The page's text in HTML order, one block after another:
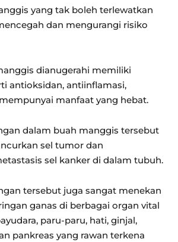
yang tak boleh terlewatkan
dan mengurangi risiko
dianugerahi memiliki
antioksidan, antiinflamasi,
manfaat yang hebat.
dalam buah manggis tersebut
sel tumor dan
sel kanker di dalam tubuh.
tersebut juga sangat menekan
ganas di berbagai organ vital
paru-paru, hati, ginjal,
pankreas yang rawan terkena